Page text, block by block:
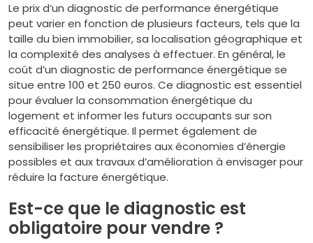
Le prix d’un diagnostic de performance énergétique
peut varier en fonction de plusieurs facteurs, tels que la
taille du bien immobilier, sa localisation géographique et
la complexité des analyses à effectuer. En général, le
coût d’un diagnostic de performance énergétique se
situe entre 100 et 250 euros. Ce diagnostic est essentiel
pour évaluer la consommation énergétique du
logement et informer les futurs occupants sur son
efficacité énergétique. Il permet également de
sensibiliser les propriétaires aux économies d’énergie
possibles et aux travaux d’amélioration à envisager pour
réduire la facture énergétique.
Est-ce que le diagnostic est
obligatoire pour vendre ?